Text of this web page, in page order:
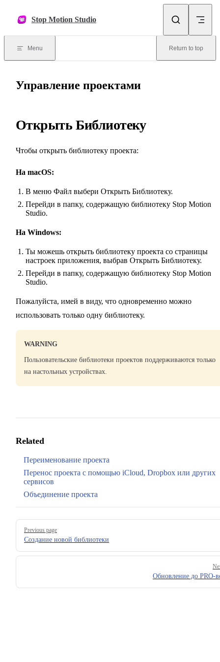
Stop Motion Studio
Menu Return to top
Управление проектами
Открыть Библиотеку
Чтобы открыть библиотеку проекта:
На macOS:
В меню Файл выбери Открыть Библиотеку.
Перейди в папку, содержащую библиотеку Stop Motion
Studio.
На Windows:
Ты можешь открыть библиотеку проекта со страницы
настроек приложения, выбрав Открыть Библиотеку.
Перейди в папку, содержащую библиотеку Stop Motion
Studio.
Пожалуйста, имей в виду, что одновременно можно
использовать только одну библиотеку.
WARNING
Пользовательские библиотеки проектов поддерживаются только
на настольных устройствах.
Related
Переименование проекта
Перенос проекта с помощью iCloud, Dropbox или других
сервисов
Объединение проекта
Pager
Previous page
Создание новой библиотеки
Обновление до PRO-